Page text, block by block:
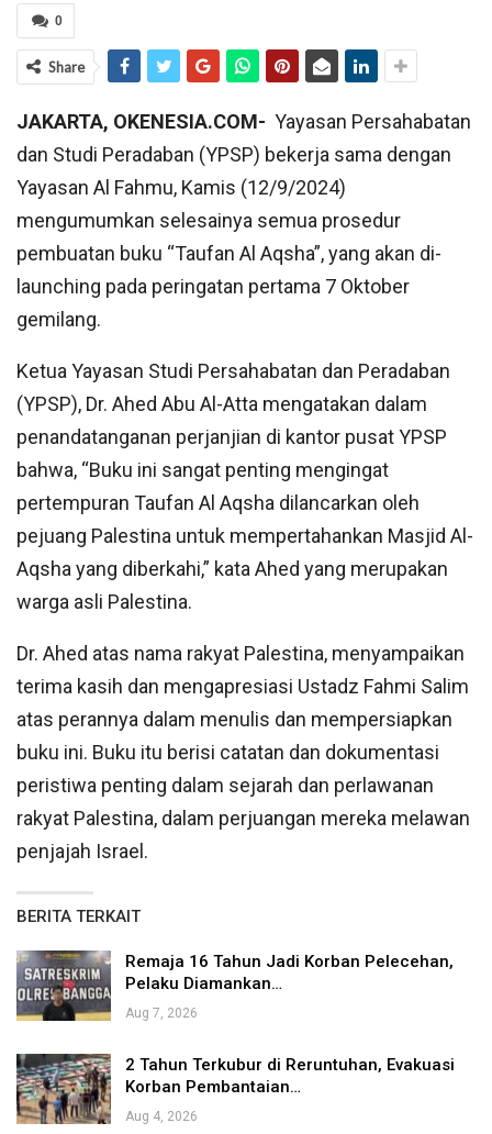
0
Share
JAKARTA, OKENESIA.COM- Yayasan Persahabatan
dan Studi Peradaban (YPSP) bekerja sama dengan
Yayasan Al Fahmu, Kamis (12/9/2024)
mengumumkan selesainya semua prosedur
pembuatan buku “Taufan Al Aqsha”, yang akan di-
launching pada peringatan pertama 7 Oktober
gemilang.
Ketua Yayasan Studi Persahabatan dan Peradaban
(YPSP), Dr. Ahed Abu Al-Atta mengatakan dalam
penandatanganan perjanjian di kantor pusat YPSP
bahwa, “Buku ini sangat penting mengingat
pertempuran Taufan Al Aqsha dilancarkan oleh
pejuang Palestina untuk mempertahankan Masjid Al-
Aqsha yang diberkahi,” kata Ahed yang merupakan
warga asli Palestina.
Dr. Ahed atas nama rakyat Palestina, menyampaikan
terima kasih dan mengapresiasi Ustadz Fahmi Salim
atas perannya dalam menulis dan mempersiapkan
buku ini. Buku itu berisi catatan dan dokumentasi
peristiwa penting dalam sejarah dan perlawanan
rakyat Palestina, dalam perjuangan mereka melawan
penjajah Israel.
BERITA TERKAIT
Remaja 16 Tahun Jadi Korban Pelecehan,
Pelaku Diamankan…
Aug 7, 2026
2 Tahun Terkubur di Reruntuhan, Evakuasi
Korban Pembantaian…
Aug 4, 2026